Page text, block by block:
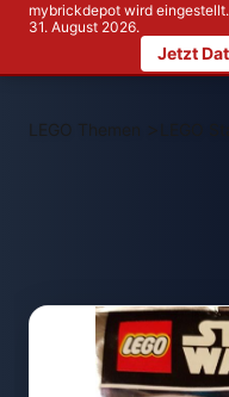
mybrickdepot wird
31. August 2026.
Jetzt
LEGO Themen >